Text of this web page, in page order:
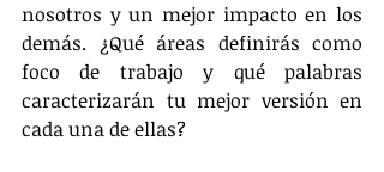
nosotros y un mejor impacto en los
demás. ¿Qué áreas definirás como
foco de trabajo y qué palabras
caracterizarán tu mejor versión en
cada una de ellas?